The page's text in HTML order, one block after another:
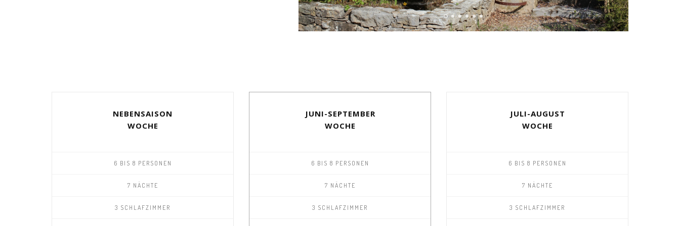
NEBENSAISON
WOCHE
6 BIS 8 PERSONEN
7 NÄCHTE
3 SCHLAFZIMMER
JUNI-SEPTEMBER
WOCHE
6 BIS 8 PERSONEN
7 NÄCHTE
3 SCHLAFZIMMER
JULI-AUGUST
WOCHE
6 BIS 8 PERSONEN
7 NÄCHTE
3 SCHLAFZIMMER